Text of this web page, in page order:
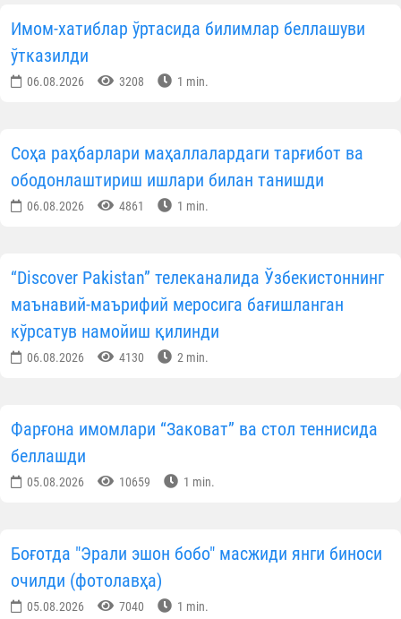
Имом-хатиблар ўртасида билимлар беллашуви
ўтказилди
06.08.2026 3208 1 min.
Соҳа раҳбарлари маҳаллалардаги тарғибот ва
ободонлаштириш ишлари билан танишди
06.08.2026 4861 1 min.
“Discover Pakistan” телеканалида Ўзбекистоннинг
маънавий-маърифий меросига бағишланган
кўрсатув намойиш қилинди
06.08.2026 4130 2 min.
Фарғона имомлари “Заковат” ва стол теннисида
беллашди
05.08.2026 10659 1 min.
Боғотда "Эрали эшон бобо" масжиди янги биноси
очилди (фотолавҳа)
05.08.2026 7040 1 min.